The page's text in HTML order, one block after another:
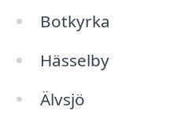
Botkyrka
Hässelby
Älvsjö